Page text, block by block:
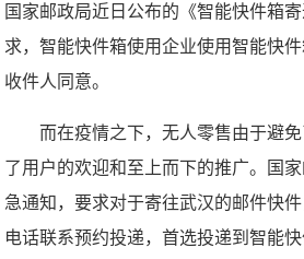
国家邮政局近日公布的《智能快件箱
求，智能快件箱使用企业使用智能快
收件人同意。
而在疫情之下，无人零售由于避
了用户的欢迎和至上而下的推广。国
急通知，要求对于寄往武汉的邮件快
电话联系预约投递，首选投递到智能